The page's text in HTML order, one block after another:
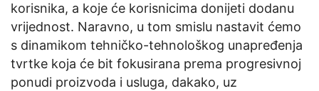
korisnika, a koje će korisnicima donijeti dodanu
vrijednost. Naravno, u tom smislu nastavit ćemo
s dinamikom tehničko-tehnološkog unapređenja
tvrtke koja će bit fokusirana prema progresivnoj
ponudi proizvoda i usluga, dakako, uz